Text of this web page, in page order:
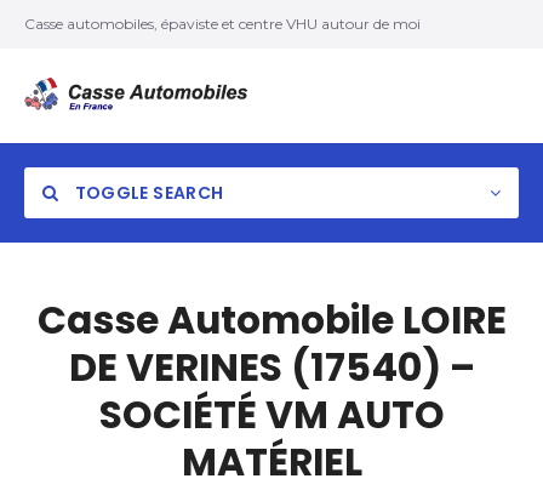
Casse automobiles, épaviste et centre VHU autour de moi
TOGGLE SEARCH
Casse Automobile LOIRE
DE VERINES (17540) –
SOCIÉTÉ VM AUTO
MATÉRIEL